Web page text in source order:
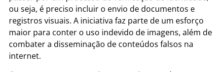
ou seja, é preciso incluir o envio de documentos e
registros visuais. A iniciativa faz parte de um esforço
maior para conter o uso indevido de imagens, além de
combater a disseminação de conteúdos falsos na
internet.